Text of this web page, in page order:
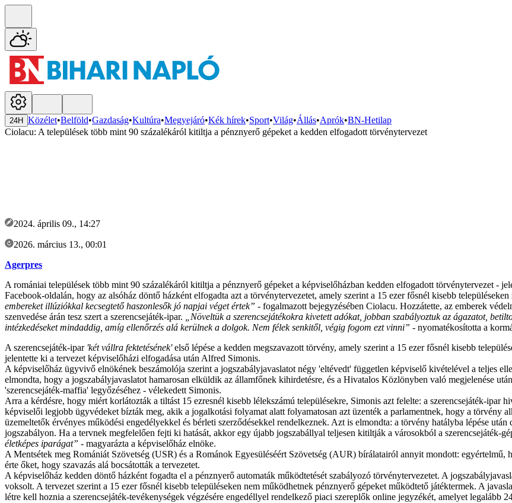
24H Közélet•Belföld•Gazdaság•Kultúra•Megyejáró•Kék hírek•Sport•Világ•Állás•Aprók•BN-Hetilap
Ciolacu: A települések több mint 90 százalékáról kitiltja a pénznyerő gépeket a kedden elfogadott törvénytervezet
2024. április 09., 14:27
2026. március 13., 00:01
Agerpres
A romániai települések több mint 90 százalékáról kitiltja a pénznyerő gépeket a képviselőházban kedden elfogadott törvénytervezet -
Facebook-oldalán, hogy az alsóház döntő házként elfogadta azt a törvénytervezetet, amely szerint a 15 ezer fősnél kisebb
embereket illúziókkal kecsegtető haszonlesők jó napjai véget értek” - fogalmazott bejegyzésében Ciolacu. Hozzátette, az emberek
szenvedése árán tesz szert a szerencsejáték-ipar.
„Növeltük a szerencsejátékokra kivetett adókat, jobban szabályoztuk az ágazatot,
intézkedéseket mindaddig, amíg ellenőrzés alá kerülnek a dolgok. Nem félek senkitől, végig fogom ezt vinni” - nyomatékosította a
A szerencsejáték-ipar 'két vállra fektetésének'első lépése a kedden megszavazott törvény, amely szerint a 15 ezer fősnél kisebb
jelentette ki a tervezet képviselőházi elfogadása után Alfred Simonis.
A képviselőház ügyvivő elnökének beszámolója szerint a jogszabályjavaslatot négy 'eltévedt' független képviselő kivételével a teljes
elmondta, hogy a jogszabályjavaslatot hamarosan elküldik az államfőnek kihirdetésre, és a Hivatalos Közlönyben való megjelenése
'szerencsejáték-maffia' legyőzéséhez - vélekedett Simonis.
Arra a kérdésre, hogy miért korlátozták a tiltást 15 ezresnél kisebb lélekszámú településekre, Simonis azt felelte: a szerencsejáték-ipar
képviselői legjobb ügyvédeket bízták meg, akik a jogalkotási folyamat alatt folyamatosan azt üzenték a parlamentnek, hogy a törvény
üzemeltetők érvényes működési engedélyekkel és bérleti szerződésekkel rendelkeznek. Azt is elmondta: a törvény hatályba lépése
jogszabályon. Ha a tervnek megfelelően fejti ki hatását, akkor egy újabb jogszabállyal teljesen kitiltják a városokból a szerencsejáték-
életképes iparágat” - magyarázta a képviselőház elnöke.
A Mentsétek meg Romániát Szövetség (USR) és a Románok Egyesüléséért Szövetség (AUR) bírálatairól annyit mondott: egyértelmű,
érte őket, hogy szavazás alá bocsátották a tervezetet.
A képviselőház kedden döntő házként fogadta el a pénznyerő automaták működtetését szabályozó törvénytervezetet. A
voksolt. A tervezet szerint a 15 ezer fősnél kisebb településeken nem működhetnek pénznyerő gépeket működtető játéktermek. A
létre kell hoznia a szerencsejáték-tevékenységek végzésére engedéllyel rendelkező piaci szereplők online jegyzékét, amelyet legalább